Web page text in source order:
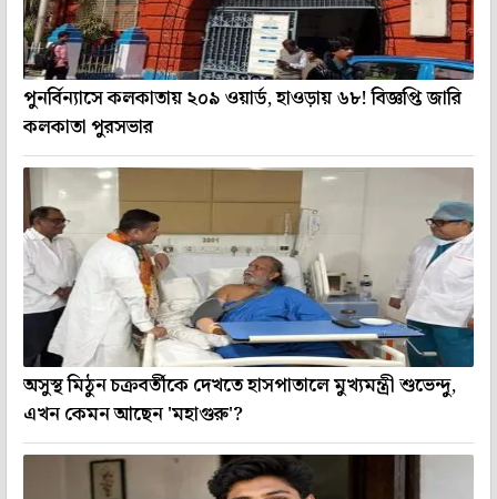
পুনর্বিন্যাসে কলকাতায় ২০৯ ওয়ার্ড, হাওড়ায় ৬৮! বিজ্ঞপ্তি জারি
কলকাতা পুরসভার
অসুস্থ মিঠুন চক্রবর্তীকে দেখতে হাসপাতালে মুখ্যমন্ত্রী শুভেন্দু,
এখন কেমন আছেন 'মহাগুরু'?